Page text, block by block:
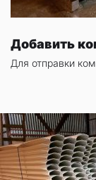
Добавить
Для отправки